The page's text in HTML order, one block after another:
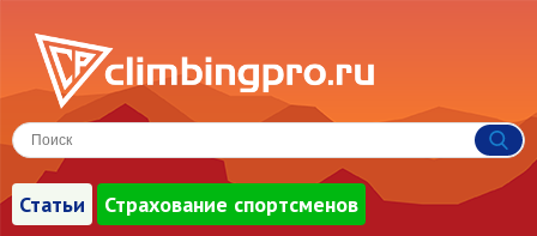
Статьи Страхование спортсменов